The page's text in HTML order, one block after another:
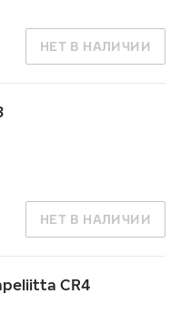
НЕТ В НАЛИЧИИ
НЕТ В НАЛИЧИИ
CR4